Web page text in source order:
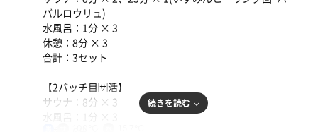
鶏せせりともも肉の柚子胡椒炒め定食
限定メニューの鶏せせりともも肉の柚子胡椒炒めをチ
ョイス。せせりがコリコリでめっちゃうめぇ(ﾟдﾟ)ｳﾏｰ
ウォータークーラー
なってきたわ🤣
今日の宿はサウナなどないところの大阪のトラステ(トラ
ックステーション)。寝屋川の1号線沿いにあるのでゆっく
り下道レーシングで向かいますか…🚗💨
💦
身体をしっかり洗って汗流ししたらサウナ室へ。
最初内湯側のサウナ室に入ったら結構狭い😳
しかもラドルが置いてあってセルフロウリュできるみた
い。ここは85℃くらいのサウナでしたけど、ホンマにこ
れ？って思っていたら露天風呂側にもっと大きい高温サウ
ナがありました🤣🤣🤣
いずみんさんとは打って変わってFriendry→さんはまさに
正統派のアウフグース。なかなか良きでしたわ🙆‍♀️
そういえば、ジャガーさん居たような気がしていたけど、
いう🤣🤣🤣
バルロウリュ)
水風呂：1分 × 3
休憩：8分 × 3
合計：3セット
【2バッチ目🈂️活】
サウナ：8分 × 3
続きを読む